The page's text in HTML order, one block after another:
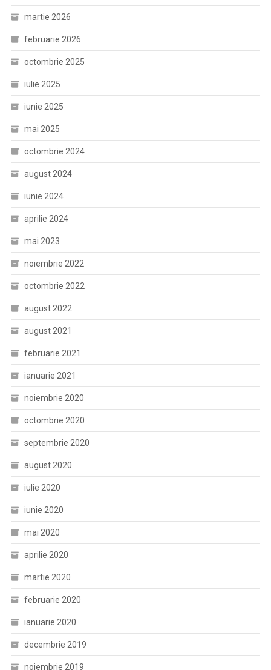
martie 2026
februarie 2026
octombrie 2025
iulie 2025
iunie 2025
mai 2025
octombrie 2024
august 2024
iunie 2024
aprilie 2024
mai 2023
noiembrie 2022
octombrie 2022
august 2022
august 2021
februarie 2021
ianuarie 2021
noiembrie 2020
octombrie 2020
septembrie 2020
august 2020
iulie 2020
iunie 2020
mai 2020
aprilie 2020
martie 2020
februarie 2020
ianuarie 2020
decembrie 2019
noiembrie 2019